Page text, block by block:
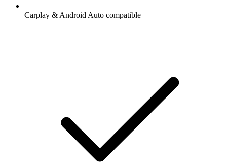
Carplay & Android Auto compatible